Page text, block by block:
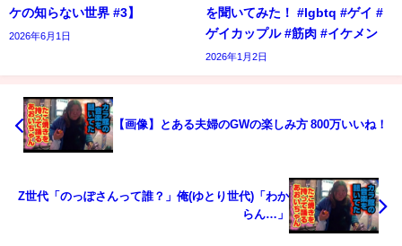
ケの知らない世界 #3】
2026年6月1日
を聞いてみた！ #lgbtq #ゲイ #
ゲイカップル #筋肉 #イケメン
2026年1月2日
【画像】とある夫婦のGWの楽しみ方 800万いいね！
Z世代「のっぽさんって誰？」俺(ゆとり世代)「わか
らん…」